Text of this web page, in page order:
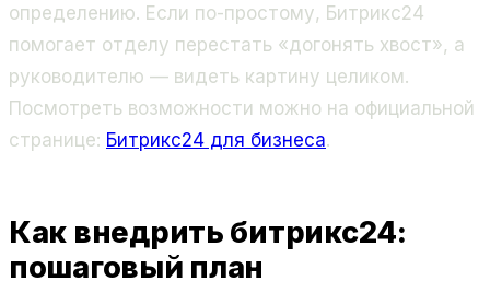
определению. Если по-простому, Битрикс24
помогает отделу перестать «догонять хвост», а
руководителю — видеть картину целиком.
Посмотреть возможности можно на официальной
странице: Битрикс24 для бизнеса.
Как внедрить битрикс24:
пошаговый план